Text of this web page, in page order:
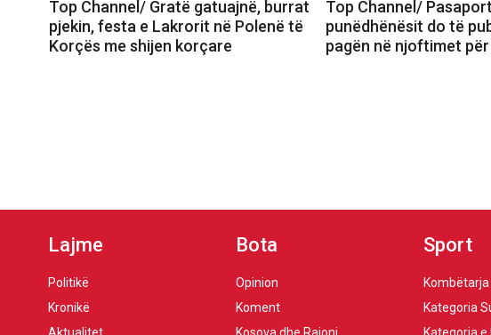
Top Channel/ Gratë gatuajnë, burrat
pjekin, festa e Lakrorit në Polenë të
Korçës me shijen korçare
Top Channel/
punëdhënësit do të
pagën në njoftimet
Lajme
Politikë
Kronikë
Bota
Opinion
Koment
Sport
Kombëtarja
Kategoria